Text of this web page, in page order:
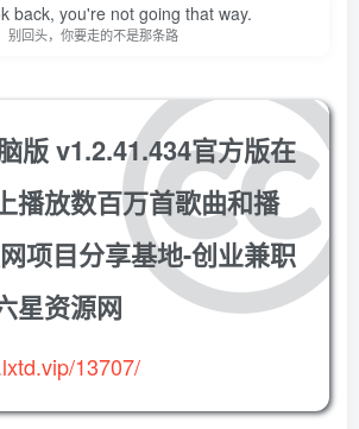
back, you're not going that way.
别回头，你要走的不是那条路
版 v1.2.41.434官方版在
播放数百万首歌曲和播
项目分享基地-创业兼职
星资源网
13707/